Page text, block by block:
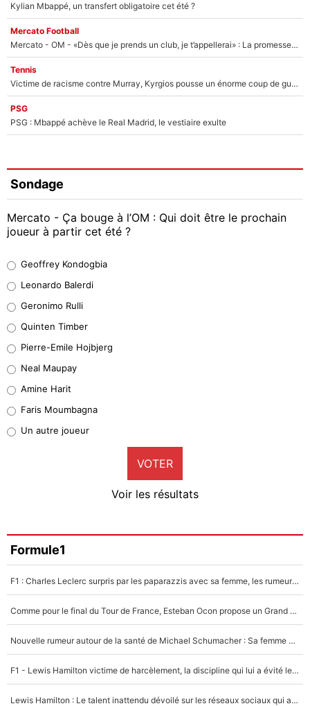
Kylian Mbappé, un transfert obligatoire cet été ?
Mercato Football
Mercato - OM - «Dès que je prends un club, je t’appellerai» : La promesse de Marcelino au moment de claquer la porte
Tennis
Victime de racisme contre Murray, Kyrgios pousse un énorme coup de gueule !
PSG
PSG : Mbappé achève le Real Madrid, le vestiaire exulte
Sondage
Mercato - Ça bouge à l’OM : Qui doit être le prochain
joueur à partir cet été ?
38%
32%
4%
1%
9%
Faris Moumbagna
4%
Un autre joueur
5%
Geoffrey Kondogbia
Leonardo Balerdi
Geronimo Rulli
Quinten Timber
Pierre-Emile Hojbjerg
Neal Maupay
Amine Harit
Faris Moumbagna
Un autre joueur
VOTER
Voir les résultats
Formule1
F1 : Charles Leclerc surpris par les paparazzis avec sa femme, les rumeurs étaient vraies !
Comme pour le final du Tour de France, Esteban Ocon propose un Grand Prix de Formule 1 à Paris : «Autour de l’Arc de Triomphe, ce serait génial» !
Nouvelle rumeur autour de la santé de Michael Schumacher : Sa femme Corinna sort du silence
F1 - Lewis Hamilton victime de harcèlement, la discipline qui lui a évité le pire : «J'aurais probablement mal tourné»
Lewis Hamilton : Le talent inattendu dévoilé sur les réseaux sociaux qui a impressionné Kim Kardashian pendant leurs vacances en amoureux !